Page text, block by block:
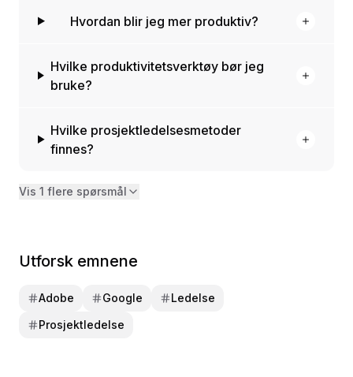
Hvordan blir jeg mer produktiv?
Hvilke produktivitetsverktøy bør jeg
bruke?
Hvilke prosjektledelsesmetoder
finnes?
Vis 1 flere spørsmål
Utforsk emnene
Adobe Google
Ledelse
Prosjektledelse